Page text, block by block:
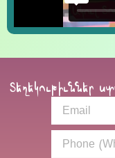
Տեղեկութիւններ